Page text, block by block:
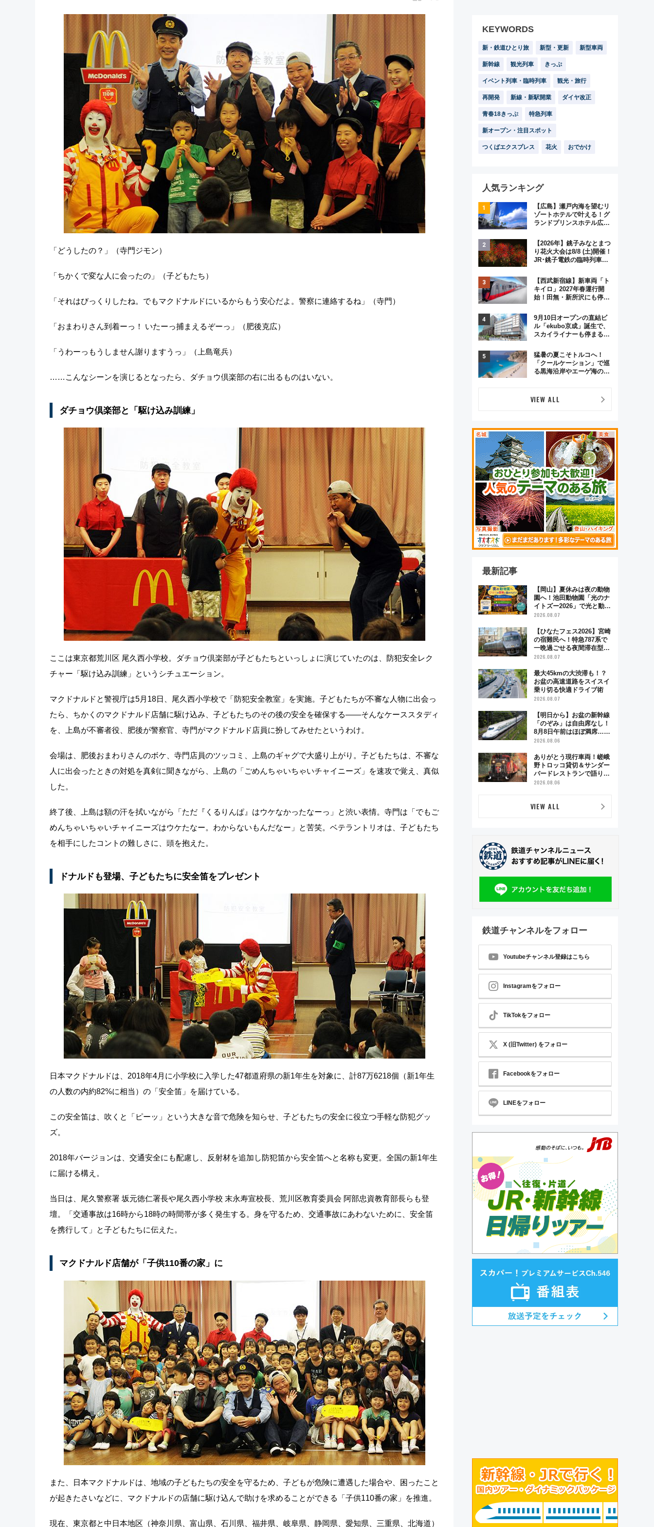
「どうしたの？」（寺門ジモン）
「ちかくで変な人に会ったの」（子どもたち）
「それはびっくりしたね。でもマクドナルドにいるからもう安心だよ。警察に連絡するね」（寺門）
「おまわりさん到着ーっ！ いたーっ捕まえるぞーっ」（肥後克広）
「うわーっもうしません謝りますうっ」（上島竜兵）
……こんなシーンを演じるとなったら、ダチョウ倶楽部の右に出るものはいない。
ダチョウ倶楽部と「駆け込み訓練」
ここは東京都荒川区 尾久西小学校。ダチョウ倶楽部が子どもたちといっしょに演じていたのは、防犯安全レク
チャー「駆け込み訓練」というシチュエーション。
マクドナルドと警視庁は5月18日、尾久西小学校で「防犯安全教室」を実施。子どもたちが不審な人物に出会っ
たら、ちかくのマクドナルド店舗に駆け込み、子どもたちのその後の安全を確保する――そんなケーススタディ
を、上島が不審者役、肥後が警察官、寺門がマクドナルド店員に扮してみせたというわけ。
会場は、肥後おまわりさんのボケ、寺門店員のツッコミ、上島のギャグで大盛り上がり。子どもたちは、不審な
人に出会ったときの対処を真剣に聞きながら、上島の「ごめんちゃいちゃいチャイニーズ」を速攻で覚え、真似
した。
終了後、上島は額の汗を拭いながら「ただ『くるりんぱ』はウケなかったなーっ」と渋い表情。寺門は「でもご
めんちゃいちゃいチャイニーズはウケたなー。わからないもんだなー」と苦笑。ベテラントリオは、子どもたち
を相手にしたコントの難しさに、頭を抱えた。
ドナルドも登場、子どもたちに安全笛をプレゼント
日本マクドナルドは、2018年4月に小学校に入学した47都道府県の新1年生を対象に、計87万6218個（新1年生
の人数の内約82%に相当）の「安全笛」を届けている。
この安全笛は、吹くと「ピーッ」という大きな音で危険を知らせ、子どもたちの安全に役立つ手軽な防犯グッ
ズ。
2018年バージョンは、交通安全にも配慮し、反射材を追加し防犯笛から安全笛へと名称も変更。全国の新1年生
に届ける構え。
当日は、尾久警察署 坂元徳仁署長や尾久西小学校 末永寿宣校長、荒川区教育委員会 阿部忠資教育部長らも登
壇。「交通事故は16時から18時の時間帯が多く発生する。身を守るため、交通事故にあわないために、安全笛
を携行して」と子どもたちに伝えた。
マクドナルド店舗が「子供110番の家」に
また、日本マクドナルドは、地域の子どもたちの安全を守るため、子どもが危険に遭遇した場合や、困ったこと
が起きたさいなどに、マクドナルドの店舗に駆け込んで助けを求めることができる「子供110番の家」を推進。
現在、東京都と中日本地区（神奈川県、富山県、石川県、福井県、岐阜県、静岡県、愛知県、三重県、北海道）
KEYWORDS
新・鉄道ひとり旅 新型・更新 新型車両
新幹線 観光列車 きっぷ
イベント列車・臨時列車 観光・旅行
再開発 新線・新駅開業 ダイヤ改正
青春18きっぷ 特急列車
新オープン・注目スポット
つくばエクスプレス 花火 おでかけ
人気ランキング
【広島】瀬戸内海を望むリ
ゾートホテルで叶える！グ
ランドプリンスホテル広島
ジュアルパーティープラン
【2026年】銚子みなとまつ
り花火大会は8/8 (土)開催！
JR･銚子電鉄の臨時列車や
く8,000発の大迫力＆屋台
を満喫
【西武新宿線】新車両「ト
キイロ」2027年春運行開
始！田無・新所沢にも停
弾」も
9月10日オープンの直結ビ
ル「ekubo京成」誕生で、
スカイライナーも停まる巨
変わる？ 全テナント情報も
公開！
猛暑の夏こそトルコへ！
「クールケーション」で巡
る黒海沿岸やエーゲ海の避
オも認める『2026年に訪れ
るべき世界の旅先』
VIEW ALL
最新記事
【岡山】夏休みは夜の動物
園へ！池田動物園「光のナ
イトズー2026」で光と動物
が彩る特別な夜
2026.08.07
【ひなたフェス2026】宮崎
の宿難民へ！特急787系で
一晩過ごせる夜間滞在型イ
ベント「スワローおひさ
2026.08.07
最大45kmの大渋滞も！？
お盆の高速道路をスイスイ
乗り切る快適ドライブ術
2026.08.07
【明日から】お盆の新幹線
「のぞみ」は自由席なし！
8月8日午前はほぼ満席…で
も数時間ズラせば空きが見
「空席」探しのコツ
2026.08.06
ありがとう現行車両！嵯峨
野トロッコ貸切＆サンダー
バードレストランで語り合
う秋の京都 斉藤雪乃＆福
ー」開催
2026.08.06
VIEW ALL
鉄道チャンネルをフォロー
Youtubeチャンネル登録はこちら
Instagramをフォロー
TikTokをフォロー
X (旧Twitter) をフォロー
Facebookをフォロー
LINEをフォロー